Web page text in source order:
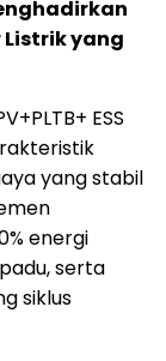
Listrik yang
ESS
yang stabil
energi
serta
siklus